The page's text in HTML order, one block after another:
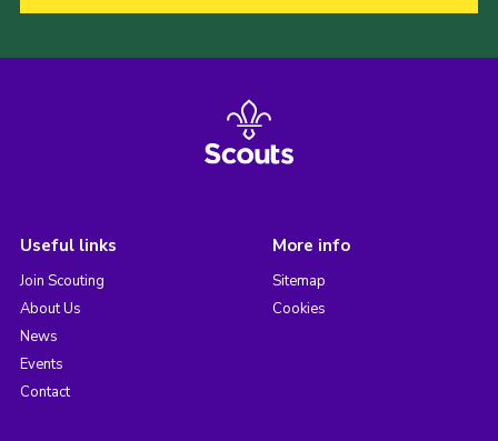
Useful links
Join Scouting
About Us
News
Events
Contact
More info
Sitemap
Cookies